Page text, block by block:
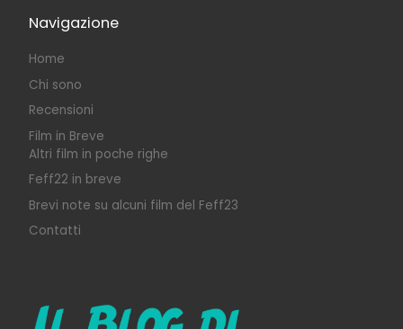
Navigazione
Home
Chi sono
Recensioni
Film in Breve
Altri film in poche righe
Feff22 in breve
Brevi note su alcuni film del Feff23
Contatti